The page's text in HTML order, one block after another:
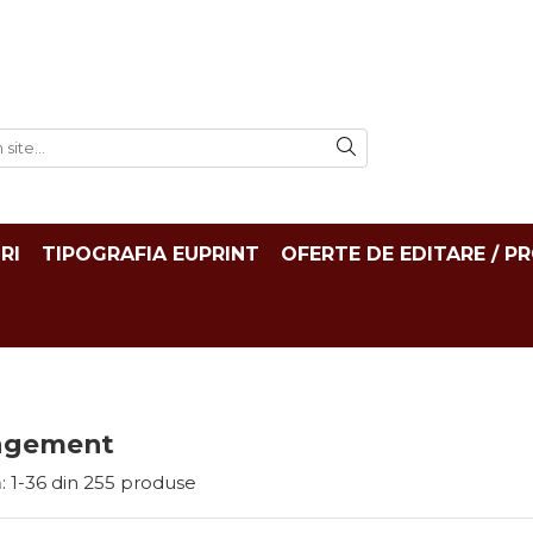
TIPOGRAFIA EUPRINT OFERTE DE EDITARE /
1-36 din 255 produse